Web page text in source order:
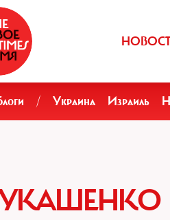
/ Украина Израиль